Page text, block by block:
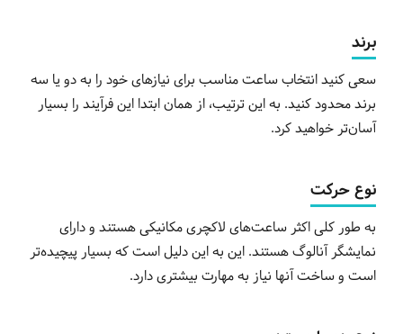
برند
سعی کنید انتخاب ساعت مناسب برای نیازهای خود را به دو یا سه
برند محدود کنید. به این ترتیب، از همان ابتدا این فرآیند را بسیار
آسان‌تر خواهید کرد.
نوع حرکت
به طور کلی اکثر ساعت‌های لاکچری مکانیکی هستند و دارای
نمایشگر آنالوگ هستند. این به این دلیل است که بسیار پیچیده‌تر
است و ساخت آنها نیاز به مهارت بیشتری دارد.